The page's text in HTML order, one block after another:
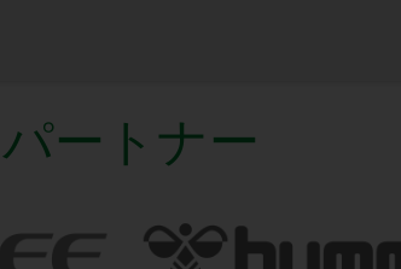
パートナー